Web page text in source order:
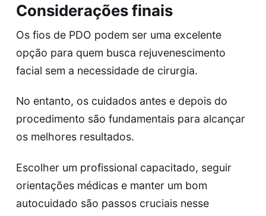
Considerações finais
Os fios de PDO podem ser uma excelente
opção para quem busca rejuvenescimento
facial sem a necessidade de cirurgia.
No entanto, os cuidados antes e depois do
procedimento são fundamentais para alcançar
os melhores resultados.
Escolher um profissional capacitado, seguir
orientações médicas e manter um bom
autocuidado são passos cruciais nesse